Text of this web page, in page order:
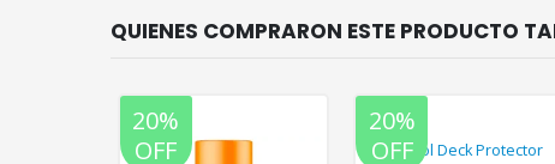
20%
OFF
20%
OFF